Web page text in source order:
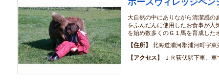
大自然の中にありながら清潔感の
をふんだんに使用したお食事が人
を始め数多くのＧ１馬を育成した
住所
北海道浦河郡浦河町字
アクセス
ＪＲ荻伏駅下車、